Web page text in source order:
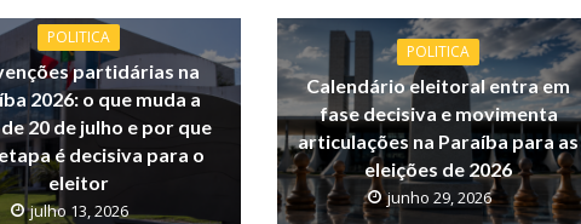
POLITICA
partidárias na
2026: o que muda a
20 de julho e por que
é decisiva para o
eleitor
julho 13, 2026
POLITICA
Calendário eleitoral entra em
fase decisiva e movimenta
articulações na Paraíba para as
eleições de 2026
junho 29, 2026